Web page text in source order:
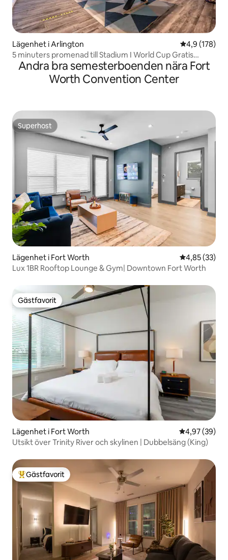
Lägenhet i Arlington 4,9 av 5 i
4,9 (178)
5 minuters promenad till Stadium I World Cup Gratis
parkering
Andra bra semesterboenden nära Fort
Worth Convention Center
Superhost
Superhost
Lägenhet i Fort Worth 4,85 av 5 i
4,85 (33)
Lux 1BR Rooftop Lounge & Gym| Downtown Fort Worth
Gästfavorit
Gästfavorit
Lägenhet i Fort Worth 4,97 av 5 i
4,97 (39)
Utsikt över Trinity River och skylinen | Dubbelsäng (King)
Populär gästfavorit
Gästfavorit